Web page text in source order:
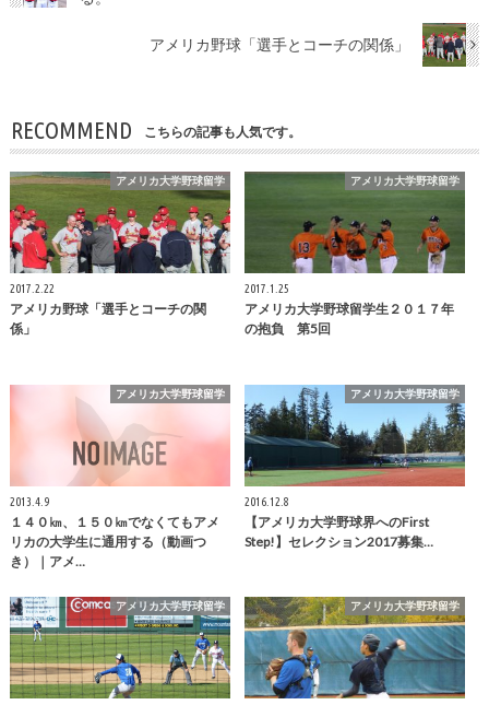
アメリカ野球「選手とコーチの関係」
RECOMMEND こちらの記事も人気です。
アメリカ大学野球留学
2017.2.22
アメリカ野球「選手とコーチの関
係」
アメリカ大学野球留学
2017.1.25
アメリカ大学野球留学生２０１７年
の抱負 第5回
アメリカ大学野球留学
2013.4.9
１４０㎞、１５０㎞でなくてもアメ
リカの大学生に通用する（動画つ
き）｜アメ…
アメリカ大学野球留学
2016.12.8
【アメリカ大学野球界へのFirst
Step!】セレクション2017募集…
アメリカ大学野球留学 アメリカ大学野球留学